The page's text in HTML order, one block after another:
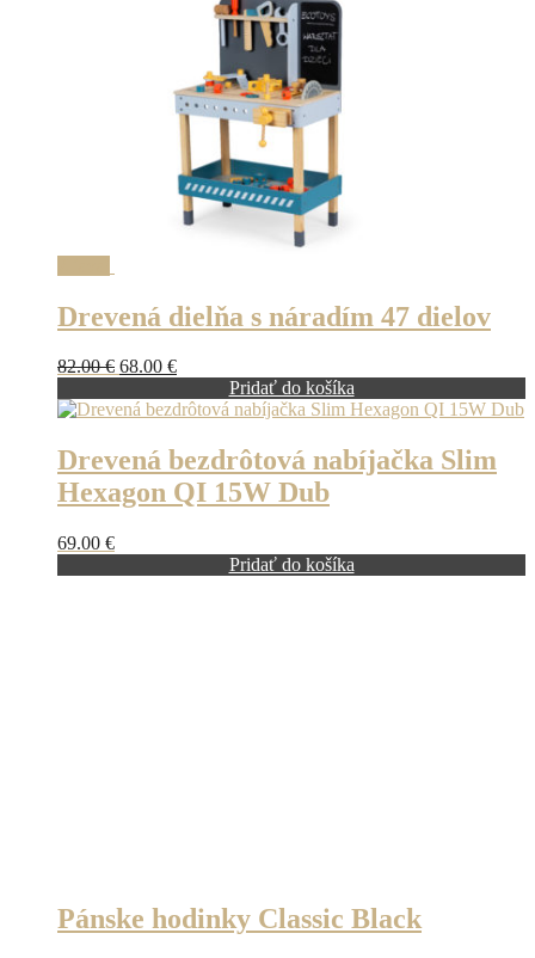
Drevená dielňa s náradím 47 dielov
82.00€ Pôvodná
bola:
68.00 €Aktuálna
je:
Pridať do košíka
Drevená bezdrôtová nabíjačka Slim
Hexagon QI 15W Dub
69.00 €
Pridať do košíka
Pánske hodinky Classic Black